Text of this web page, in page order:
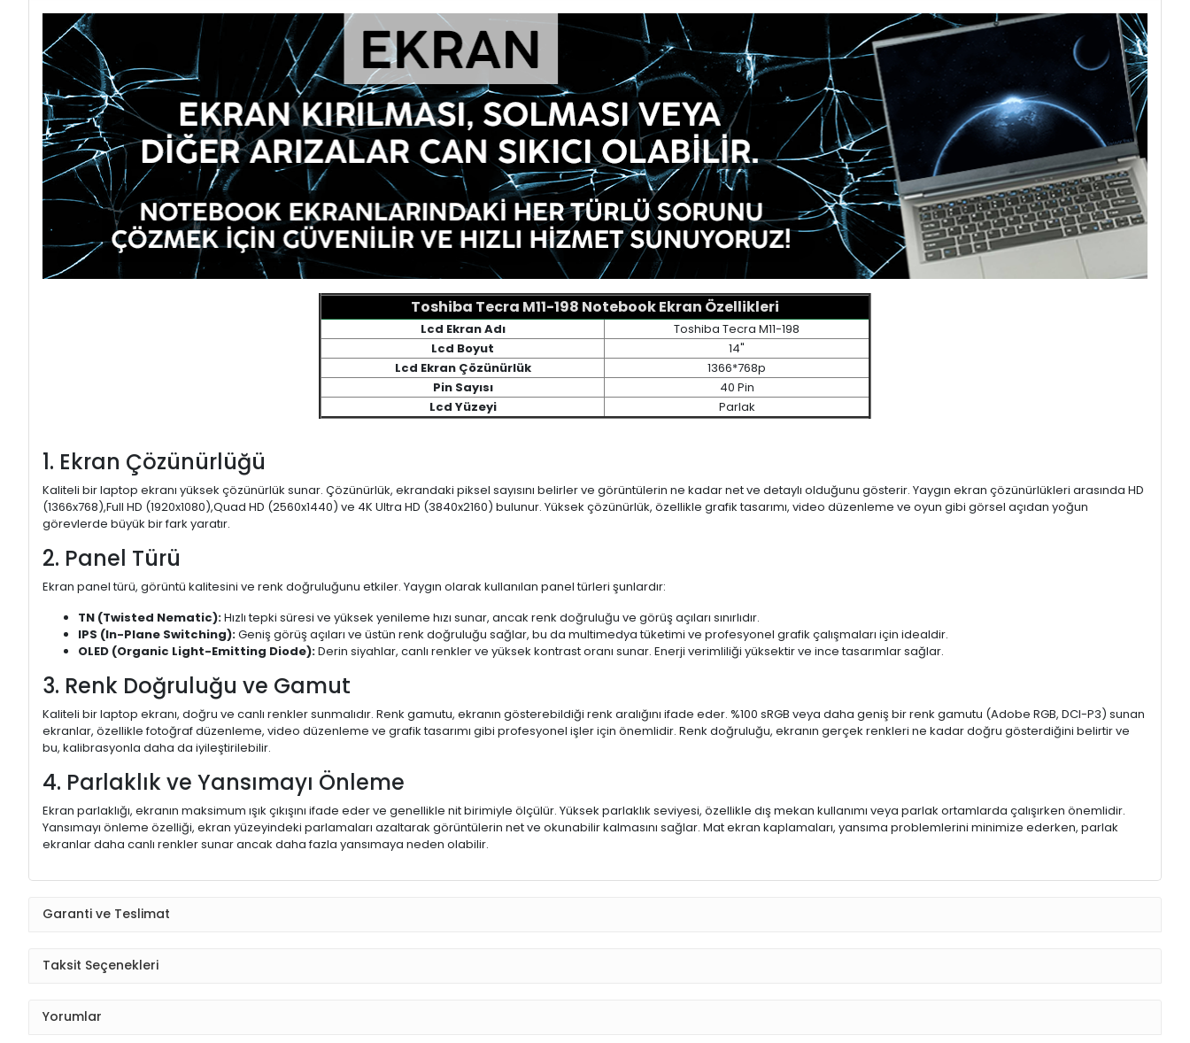
Toshiba Tecra M11-198 Notebook Ekran Özellikleri
Lcd Ekran Adı
Toshiba Tecra M11-198
Lcd Boyut
14"
Lcd Ekran Çözünürlük
1366*768p
Pin Sayısı
40 Pin
Lcd Yüzeyi
Parlak
1. Ekran Çözünürlüğü
Kaliteli bir laptop ekranı yüksek çözünürlük sunar. Çözünürlük, ekrandaki piksel sayısını belirler ve görüntülerin ne kadar net ve detaylı olduğunu gösterir. Yaygın ekran çözünürlükleri arasında HD
(1366x768),Full HD (1920x1080),Quad HD (2560x1440) ve 4K Ultra HD (3840x2160) bulunur. Yüksek çözünürlük, özellikle grafik tasarımı, video düzenleme ve oyun gibi görsel açıdan yoğun
görevlerde büyük bir fark yaratır.
2. Panel Türü
Ekran panel türü, görüntü kalitesini ve renk doğruluğunu etkiler. Yaygın olarak kullanılan panel türleri şunlardır:
TN (Twisted Nematic):Hızlı tepki süresi ve yüksek yenileme hızı sunar, ancak renk doğruluğu ve görüş açıları sınırlıdır.
IPS (In-Plane Switching):Geniş görüş açıları ve üstün renk doğruluğu sağlar, bu da multimedya tüketimi ve profesyonel grafik çalışmaları için idealdir.
OLED (Organic Light-Emitting Diode):Derin siyahlar, canlı renkler ve yüksek kontrast oranı sunar. Enerji verimliliği yüksektir ve ince tasarımlar sağlar.
3. Renk Doğruluğu ve Gamut
Kaliteli bir laptop ekranı, doğru ve canlı renkler sunmalıdır. Renk gamutu, ekranın gösterebildiği renk aralığını ifade eder. %100 sRGB veya daha geniş bir renk gamutu (Adobe RGB, DCI-P3) sunan
ekranlar, özellikle fotoğraf düzenleme, video düzenleme ve grafik tasarımı gibi profesyonel işler için önemlidir. Renk doğruluğu, ekranın gerçek renkleri ne kadar doğru gösterdiğini belirtir ve
bu, kalibrasyonla daha da iyileştirilebilir.
4. Parlaklık ve Yansımayı Önleme
Ekran parlaklığı, ekranın maksimum ışık çıkışını ifade eder ve genellikle nit birimiyle ölçülür. Yüksek parlaklık seviyesi, özellikle dış mekan kullanımı veya parlak ortamlarda çalışırken önemlidir.
Yansımayı önleme özelliği, ekran yüzeyindeki parlamaları azaltarak görüntülerin net ve okunabilir kalmasını sağlar. Mat ekran kaplamaları, yansıma problemlerini minimize ederken, parlak
ekranlar daha canlı renkler sunar ancak daha fazla yansımaya neden olabilir.
Garanti ve Teslimat
Taksit Seçenekleri
Yorumlar